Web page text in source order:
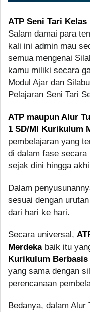
ATP Seni Tari
Salam damai para
kali ini admin mau
semua mengenai
kamu miliki secara
Modul Ajar dan
Pelajaran Seni Tari
ATP maupun Alur
1 SD/MI Kurikulum
pembelajaran yang
di dalam fase secara
sejak dini hingga
Dalam
sesuai dengan
dari hari ke hari.
Secara universal,
Merdekabaik itu
Kurikulum Berbasis
yang sama dengan
perencanaan
Bedanya, dalam Alur